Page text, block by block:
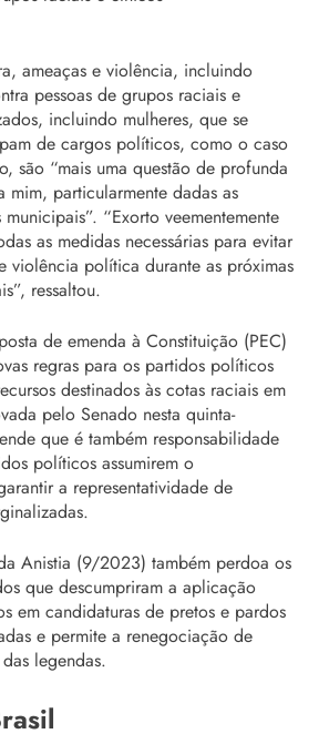
ameaças e violência, incluindo
pessoas de grupos raciais e
incluindo mulheres, que se
de cargos políticos, como o caso
são “mais uma questão de profunda
mim, particularmente dadas as
“Exorto veementemente
as medidas necessárias para evitar
violência política durante as próximas
ressaltou.
de emenda à Constituição (PEC)
regras para os partidos políticos
destinados às cotas raciais em
pelo Senado nesta quinta-
que é também responsabilidade
políticos assumirem o
a representatividade de
Anistia (9/2023) também perdoa os
que descumpriram a aplicação
em candidaturas de pretos e pardos
e permite a renegociação de
legendas.